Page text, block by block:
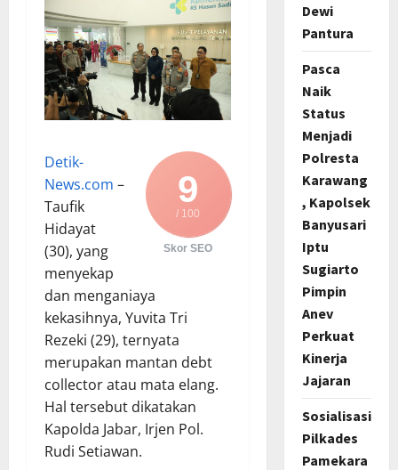
9
/ 100
Skor SEO
Detik-
News.com –
Taufik
Hidayat
(30), yang
menyekap
dan menganiaya
kekasihnya, Yuvita Tri
Rezeki (29), ternyata
merupakan mantan debt
collector atau mata elang.
Hal tersebut dikatakan
Kapolda Jabar, Irjen Pol.
Rudi Setiawan.
Dewi
Pantura
Pasca
Naik
Status
Menjadi
Polresta
Karawang
, Kapolsek
Banyusari
Iptu
Sugiarto
Pimpin
Anev
Perkuat
Kinerja
Jajaran
Sosialisasi
Pilkades
Pamekara